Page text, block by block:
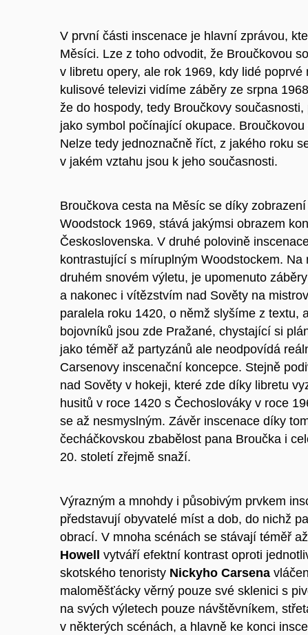
V první části inscenace je hlavní zprávou,
Měsíci. Lze z toho odvodit, že Broučkovou
v libretu opery, ale rok 1969, kdy lidé
kulisové televizi vidíme záběry ze srpna
že do hospody, tedy Broučkovy
jako symbol počínající okupace.
Nelze tedy jednoznačně říct, z jakého roku
v jakém vztahu jsou k jeho současnosti.
Broučkova cesta na Měsíc se díky
Woodstock 1969, stává jakýmsi obrazem
Československa. V druhé polovině
kontrastující s míruplným Woodstockem.
druhém snovém výletu, je upomenuto
a nakonec i vítězstvím nad Sověty na
paralela roku 1420, o němž slyšíme z textu,
bojovníků jsou zde Pražané, chystající si
jako téměř až partyzánů ale neodpovídá
Carsenovy inscenační koncepce. Stejně
nad Sověty v hokeji, které zde díky libretu
husitů v roce 1420 s Čechoslováky v roce
se až nesmyslným. Závěr inscenace díky
čecháčkovskou zbabělost pana Broučka i
20. století zřejmě snaží.
Výrazným a mnohdy i působivým prvkem
představují obyvatelé míst a dob, do nichž
obrací. V mnoha scénách se stávají téměř
Howell vytváří efektní kontrast oproti
skotského tenoristy Nickyho Carsena
maloměšťácky věrný pouze své sklenici s
na svých výletech pouze návštěvníkem,
v některých scénách, a hlavně ke konci